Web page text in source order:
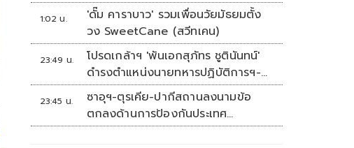
1:02 น.
'ดั๊ม คาราบาว' รวมเพื่อนวัยมัธยมตั้ง
วง SweetCane (สวีทเคน)
23:49 น.
โปรดเกล้าฯ 'พันเอกสุภัทร ชูตินันทน์'
ดำรงตำแหน่งนายทหารปฏิบัติการฯ-
พระราชทานยศ 'พลตรี'
23:45 น.
ซาอุฯ-ตุรเคีย-ปากีสถานลงนามข้อ
ตกลงด้านการป้องกันประเทศ
ท่ามกลางสงครามในภูมิภาค